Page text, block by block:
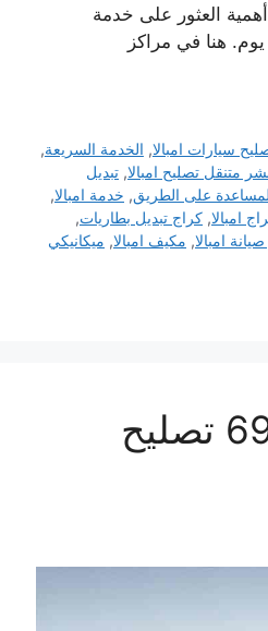
العثور على خدمة
هنا في مراكز
سيارات امبالا, الخدمة السريعة,
متنقل تصليح امبالا, تبديل
على الطريق, خدمة امبالا,
امبالا, كراج تبديل بطاريات,
امبالا, مكيف امبالا, ميكانيكي
كراج ميكانيكي سيارة امبالا 69622745 تصليح